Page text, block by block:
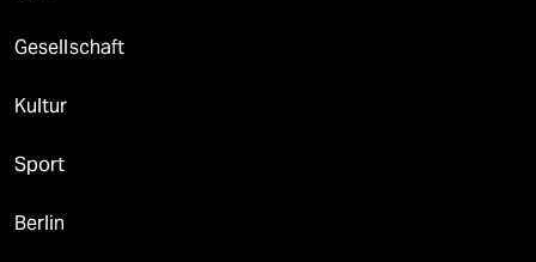
Gesellschaft
Kultur
Sport
Berlin